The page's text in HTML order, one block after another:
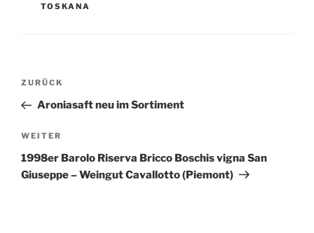
TOSKANA
Beitragsnavigation
Vorheriger
Beitrag
ZURÜCK
Aroniasaft neu im Sortiment
Nächster
Beitrag
WEITER
1998er Barolo Riserva Bricco Boschis vigna San
Giuseppe – Weingut Cavallotto (Piemont)